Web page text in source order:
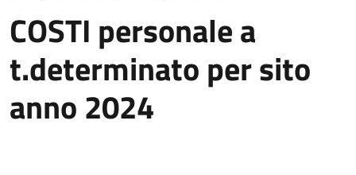
COSTI personale a
t.determinato per sito
anno 2024